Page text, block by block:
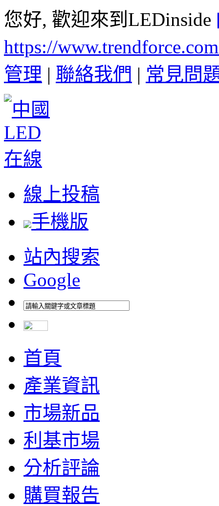
您好, 歡迎來到LEDinside
https://
管理 | 聯絡我們 | 常見問
線上投稿
手機版
站內搜索
Google
首頁
產業資訊
市場新品
利基市場
分析評論
購買報告